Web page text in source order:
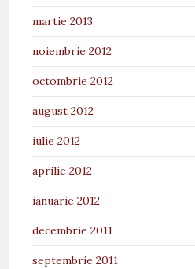
martie 2013
noiembrie 2012
octombrie 2012
august 2012
iulie 2012
aprilie 2012
ianuarie 2012
decembrie 2011
septembrie 2011